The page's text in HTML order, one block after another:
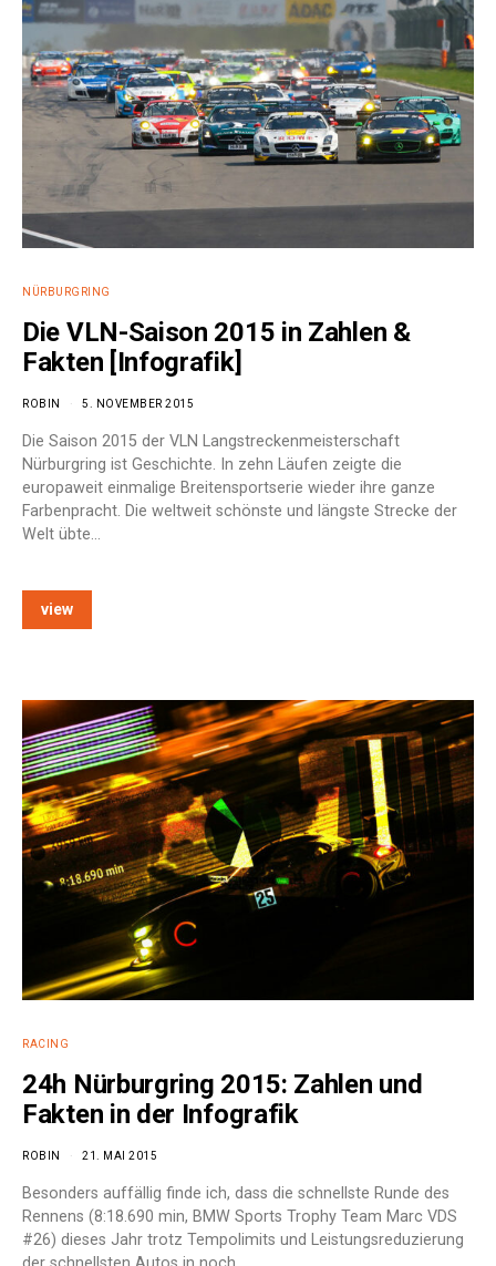
NÜRBURGRING
Die VLN-Saison 2015 in Zahlen &
Fakten [Infografik]
ROBIN 5. NOVEMBER 2015
Die Saison 2015 der VLN Langstreckenmeisterschaft
Nürburgring ist Geschichte. In zehn Läufen zeigte die
europaweit einmalige Breitensportserie wieder ihre ganze
Farbenpracht. Die weltweit schönste und längste Strecke der
Welt übte…
view
RACING
24h Nürburgring 2015: Zahlen und
Fakten in der Infografik
ROBIN 21. MAI 2015
Besonders auffällig finde ich, dass die schnellste Runde des
Rennens (8:18.690 min, BMW Sports Trophy Team Marc VDS
#26) dieses Jahr trotz Tempolimits und Leistungsreduzierung